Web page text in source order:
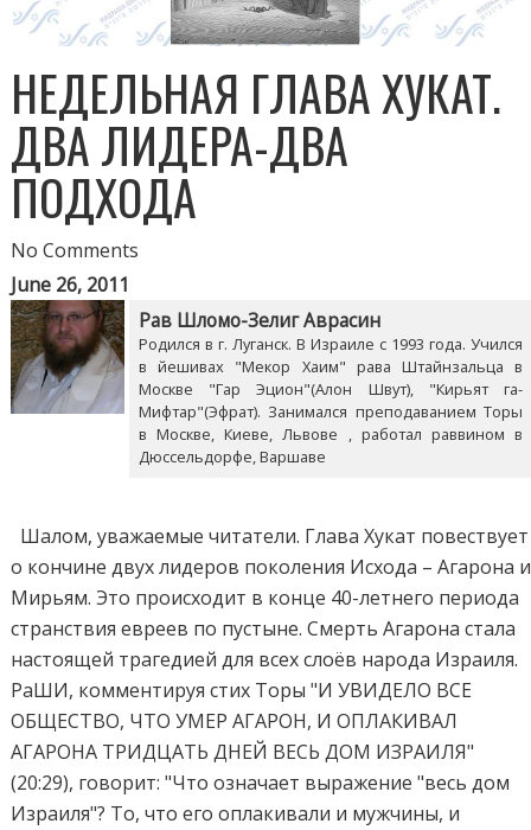
НЕДЕЛЬНАЯ ГЛАВА ХУКАТ.
ДВА ЛИДЕРА-ДВА
ПОДХОДА
No Comments
June 26, 2011
Рав Шломо-Зелиг Аврасин
Родился в г. Луганск. В Израиле с 1993 года. Учился
в йешивах "Мекор Хаим" рава Штайнзальца в
Москве "Гар Эцион"(Алон Швут), "Кирьят га-
Мифтар"(Эфрат). Занимался преподаванием Торы
в Москве, Киеве, Львове , работал раввином в
Дюссельдорфе, Варшаве
Шалом, уважаемые читатели. Глава Хукат повествует
о кончине двух лидеров поколения Исхода – Агарона и
Мирьям. Это происходит в конце 40-летнего периода
странствия евреев по пустыне. Смерть Агарона стала
настоящей трагедией для всех слоёв народа Израиля.
РаШИ, комментируя стих Торы "И УВИДЕЛО ВСЕ
ОБЩЕСТВО, ЧТО УМЕР АГАРОН, И ОПЛАКИВАЛ
АГАРОНА ТРИДЦАТЬ ДНЕЙ ВЕСЬ ДОМ ИЗРАИЛЯ"
(20:29), говорит: "Что означает выражение "весь дом
Израиля"? То, что его оплакивали и мужчины, и